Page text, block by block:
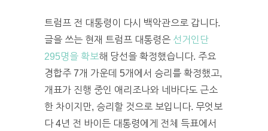
트럼프 전 대통령이 다시 백악관으로 갑니다.
글을 쓰는 현재 트럼프 대통령은 선거인단
295명을 확보해 당선을 확정했습니다. 주요
경합주 7개 가운데 5개에서 승리를 확정했고,
개표가 진행 중인 애리조나와 네바다도 근소
한 차이지만, 승리할 것으로 보입니다. 무엇보
다 4년 전 바이든 대통령에게 전체 득표에서